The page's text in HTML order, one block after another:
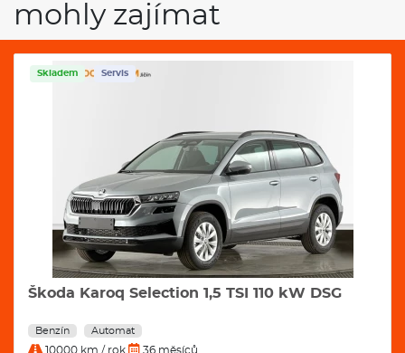
mohly zajímat
Skladem Servis
Škoda Karoq Selection 1,5 TSI 110 kW DSG
Benzín Automat
10000 km / rok 36 měsíců